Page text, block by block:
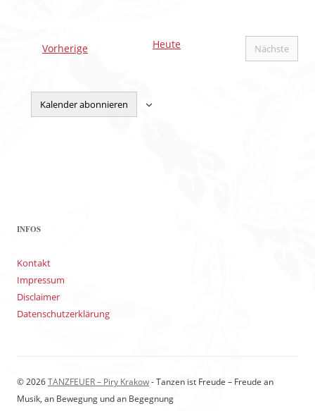
VorherigeVeranstaltungenHeute
Nächste
Kalender abonnieren
INFOS
Kontakt
Impressum
Disclaimer
Datenschutzerklärung
© 2026TANZFEUER – Piry Krakow- Tanzen ist Freude – Freude an
Musik, an Bewegung und an Begegnung